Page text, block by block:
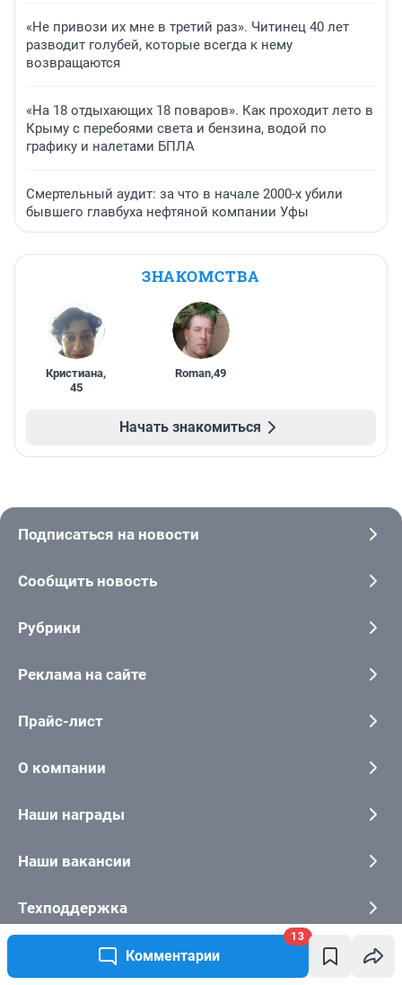
Комментарии
13
«Не привози их мне в третий раз». Читинец 40 лет
разводит голубей, которые всегда к нему
возвращаются
«На 18 отдыхающих 18 поваров». Как проходит лето в
Крыму с перебоями света и бензина, водой по
графику и налетами БПЛА
Смертельный аудит: за что в начале 2000-х убили
бывшего главбуха нефтяной компании Уфы
ЗНАКОМСТВА
Кристиана,
45
Roman,49
Начать знакомиться
Подписаться на новости
Сообщить новость
Рубрики
Реклама на сайте
Прайс-лист
О компании
Наши награды
Наши вакансии
Техподдержка
Предвыборная агитация